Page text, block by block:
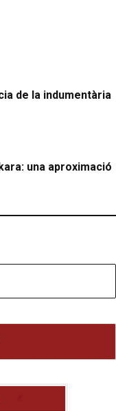
de la indumentària
una aproximació